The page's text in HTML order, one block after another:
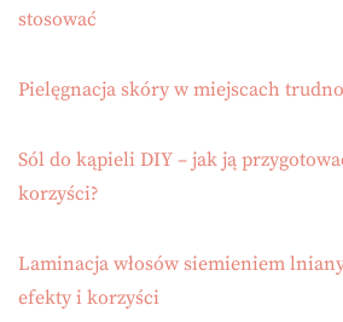
stosować
Pielęgnacja skóry w miejscach
Sól do kąpieli DIY – jak ją
korzyści?
Laminacja włosów siemieniem
efekty i korzyści